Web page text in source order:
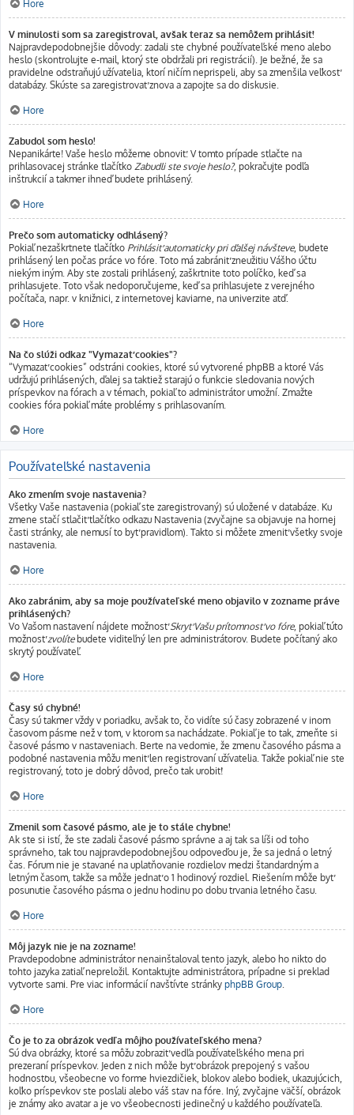
Hore
V minulosti som sa zaregistroval, avšak teraz sa nemôžem prihlásiť!
Najpravdepodobnejšie dôvody: zadali ste chybné používateľské meno alebo
heslo (skontrolujte e-mail, ktorý ste obdržali pri registrácií). Je bežné, že sa
pravidelne odstraňujú užívatelia, ktorí ničím neprispeli, aby sa zmenšila veľkosť
databázy. Skúste sa zaregistrovať znova a zapojte sa do diskusie.
Hore
Zabudol som heslo!
Nepanikárte! Vaše heslo môžeme obnoviť. V tomto prípade stlačte na
prihlasovacej stránke tlačítko Zabudli ste svoje heslo?, pokračujte podľa
inštrukcií a takmer ihneď budete prihlásený.
Hore
Prečo som automaticky odhlásený?
Pokiaľ nezaškrtnete tlačítko Prihlásiť automaticky pri ďalšej návšteve, budete
prihlásený len počas práce vo fóre. Toto má zabrániť zneužitiu Vášho účtu
niekým iným. Aby ste zostali prihlásený, zaškrtnite toto políčko, keď sa
prihlasujete. Toto však nedoporučujeme, keď sa prihlasujete z verejného
počítača, napr. v knižnici, z internetovej kaviarne, na univerzite atď.
Hore
Na čo slúži odkaz "Vymazať cookies"?
“Vymazať cookies” odstráni cookies, ktoré sú vytvorené phpBB a ktoré Vás
udržujú prihlásených, ďalej sa taktiež starajú o funkcie sledovania nových
príspevkov na fórach a v témach, pokiaľ to administrátor umožní. Zmažte
cookies fóra pokiaľ máte problémy s prihlasovaním.
Hore
Používateľské nastavenia
Ako zmením svoje nastavenia?
Všetky Vaše nastavenia (pokiaľ ste zaregistrovaný) sú uložené v databáze. Ku
zmene stačí stlačiť tlačítko odkazu Nastavenia (zvyčajne sa objavuje na hornej
časti stránky, ale nemusí to byť pravidlom). Takto si môžete zmeniť všetky svoje
nastavenia.
Hore
Ako zabránim, aby sa moje používateľské meno objavilo v zozname práve
prihlásených?
Vo Vašom nastavení nájdete možnosťSkryť Vašu prítomnosť vo fóre, pokiaľ túto
možnosťzvolítebudete viditeľný len pre administrátorov. Budete počítaný ako
skrytý používateľ.
Hore
Časy sú chybné!
Časy sú takmer vždy v poriadku, avšak to, čo vidíte sú časy zobrazené v inom
časovom pásme než v tom, v ktorom sa nachádzate. Pokiaľ je to tak, zmeňte si
časové pásmo v nastaveniach. Berte na vedomie, že zmenu časového pásma a
podobné nastavenia môžu meniť len registrovaní užívatelia. Takže pokiaľ nie ste
registrovaný, toto je dobrý dôvod, prečo tak urobiť!
Hore
Zmenil som časové pásmo, ale je to stále chybne!
Ak ste si istí, že ste zadali časové pásmo správne a aj tak sa líši od toho
správneho, tak tou najpravdepodobnejšou odpoveďou je, že sa jedná o letný
čas. Fórum nie je stavané na uplatňovanie rozdielov medzi štandardným a
letným časom, takže sa môže jednať o 1 hodinový rozdiel. Riešením môže byť
posunutie časového pásma o jednu hodinu po dobu trvania letného času.
Hore
Môj jazyk nie je na zozname!
Pravdepodobne administrátor nenainštaloval tento jazyk, alebo ho nikto do
tohto jazyka zatiaľ nepreložil. Kontaktujte administrátora, prípadne si preklad
vytvorte sami. Pre viac informácií navštívte stránky phpBB Group.
Hore
Čo je to za obrázok vedľa môjho používateľského mena?
Sú dva obrázky, ktoré sa môžu zobraziť vedľa používateľského mena pri
prezeraní príspevkov. Jeden z nich môže byť obrázok prepojený s vašou
hodnosťou, všeobecne vo forme hviezdičiek, blokov alebo bodiek, ukazujúcich,
koľko príspevkov ste poslali alebo váš stav na fóre. Iný, zvyčajne väčší, obrázok
je známy ako avatar a je vo všeobecnosti jedinečný u každého používateľa.